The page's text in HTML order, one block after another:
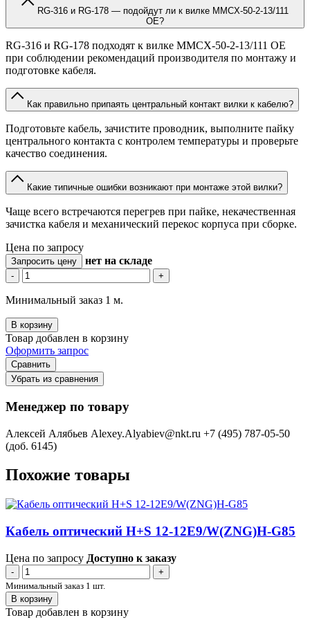
OE?
RG-316 и RG-178 подходят к вилке MMCX-50-2-13/111 OE
при соблюдении рекомендаций производителя по монтажу и
подготовке кабеля.
Как правильно припаять центральный контакт вилки к кабелю?
Подготовьте кабель, зачистите проводник, выполните пайку
центрального контакта с контролем температуры и проверьте
качество соединения.
Какие типичные ошибки возникают при монтаже этой вилки?
Чаще всего встречаются перегрев при пайке, некачественная
зачистка кабеля и механический перекос корпуса при сборке.
Цена по запросу
Запросить цену нет на складе
- +
Минимальный заказ 1 м.
В корзину
Товар добавлен в корзину
Оформить запрос
Сравнить
Убрать из сравнения
Менеджер по товару
Алексей Алябьев Alexey.Alyabiev@nkt.ru +7 (495) 787-05-50
(доб. 6145)
Похожие товары
Кабель оптический H+S 12-12E9/W(ZNG)H-G85
Цена по запросу Доступно к заказу
-
+
Минимальный заказ 1 шт.
В корзину
Товар добавлен в корзину